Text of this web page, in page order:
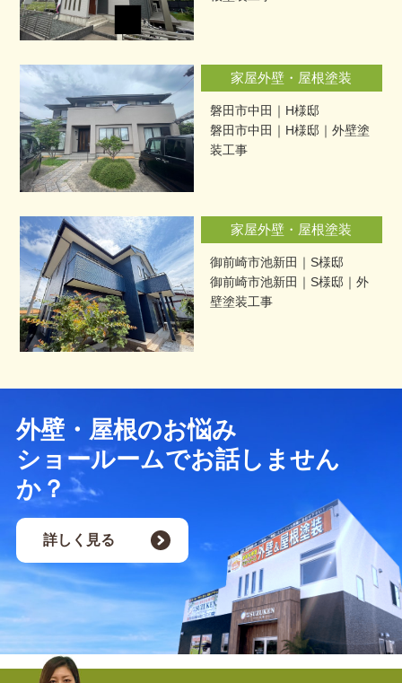
家屋外壁・屋根塗装
磐田市中田｜H様邸
磐田市中田｜H様邸｜外壁塗
装工事
家屋外壁・屋根塗装
御前崎市池新田｜S様邸
御前崎市池新田｜S様邸｜外
壁塗装工事
外壁・屋根のお悩み
ショールームでお話しません
か？
詳しく見る